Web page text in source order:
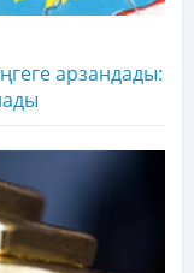
арзандады: